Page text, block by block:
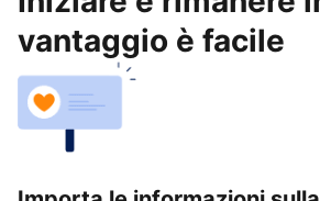
vantaggio è facile